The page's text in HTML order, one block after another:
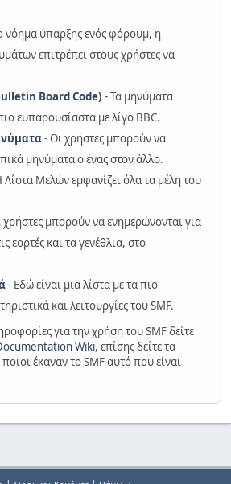
νόημα ύπαρξης ενός φόρουμ, η
επιτρέπει στους χρήστες να
Board Code) - Τα μηνύματα
ευπαρουσίαστα με λίγο BBC.
- Οι χρήστες μπορούν να
μηνύματα ο ένας στον άλλο.
Λίστα Μελών εμφανίζει όλα τα μέλη του
χρήστες μπορούν να ενημερώνονται για
εορτές και τα γενέθλια, στο
- Εδώ είναι μια λίστα με τα πιο
και λειτουργίες του SMF.
για την χρήση του SMF δείτε
Wiki, επίσης δείτε τα
έκαναν το SMF αυτό που είναι